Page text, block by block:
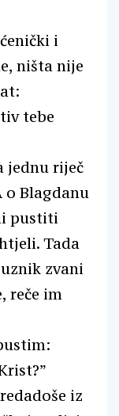
i
ništa nije
tebe
jednu riječ
o Blagdanu
pustiti
Tada
zvani
reče im
iz